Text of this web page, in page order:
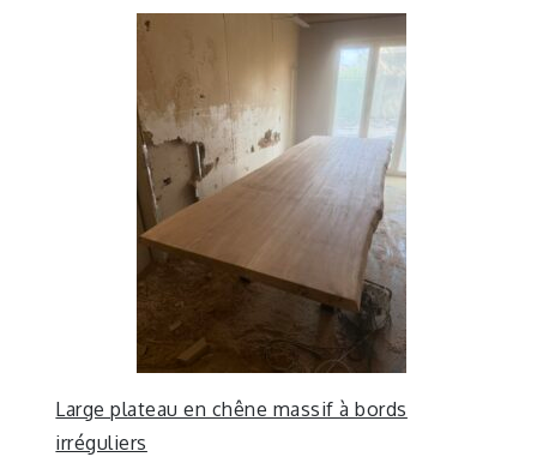
Large plateau en chêne massif à bords
irréguliers